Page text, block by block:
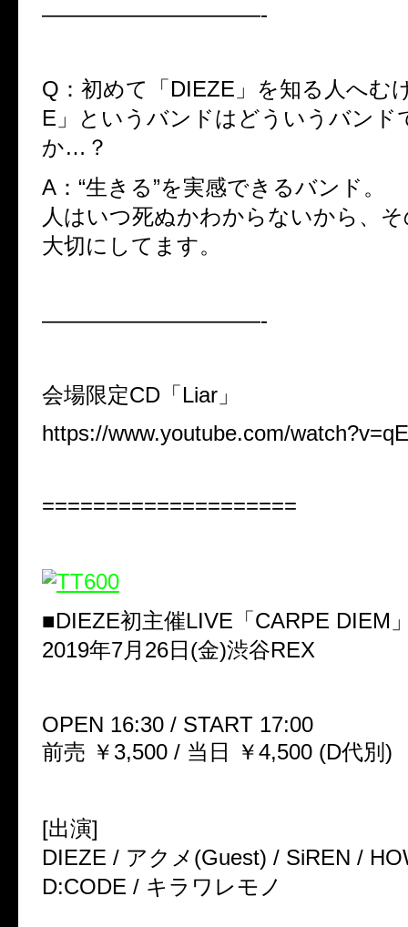
——————————-
Q：初めて「DIEZE」を知る人へむ
E」というバンドはどういうバンド
か…？
A：“生きる”を実感できるバンド。
人はいつ死ぬかわからないから、
大切にしてます。
——————————-
会場限定CD「Liar」
https://www.youtube.com/
====================
■DIEZE初主催LIVE「CARPE DIEM
2019年7月26日(金)渋谷REX
OPEN 16:30 / START 17:00
前売 ￥3,500 / 当日 ￥4,500 (D代別)
[出演]
DIEZE / アクメ(Guest) / SiREN /
D:CODE / キラワレモノ